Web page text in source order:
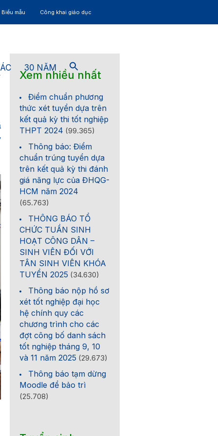
mẫu Công khai giáo dục
30 NĂM
Xem nhiều nhất
Điểm chuẩn phương
thức xét tuyển dựa trên
kết quả kỳ thi tốt nghiệp
THPT 2024 (99.365)
Thông báo: Điểm
chuẩn trúng tuyển dựa
trên kết quả kỳ thi đánh
giá năng lực của ĐHQG-
HCM năm 2024
(65.763)
THÔNG BÁO TỔ
CHỨC TUẦN SINH
HOẠT CÔNG DÂN –
SINH VIÊN ĐỐI VỚI
TÂN SINH VIÊN KHÓA
TUYỂN 2025 (34.630)
Thông báo nộp hồ sơ
xét tốt nghiệp đại học
hệ chính quy các
chương trình cho các
đợt công bố danh sách
tốt nghiệp tháng 9, 10
và 11 năm 2025 (29.673)
Thông báo tạm dừng
Moodle để bảo trì
(25.708)